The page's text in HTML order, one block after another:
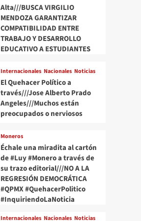
Alta///BUSCA VIRGILIO
MENDOZA GARANTIZAR
COMPATIBILIDAD ENTRE
TRABAJO Y DESARROLLO
EDUCATIVO A ESTUDIANTES
Internacionales Nacionales Noticias
El Quehacer Político a
través///Jose Alberto Prado
Angeles///Muchos están
preocupados o nerviosos
Moneros
Échale una miradita al cartón
de #Luy #Monero a través de
su trazo editorial///NO A LA
REGRESIÓN DEMOCRÁTICA
#QPMX #QuehacerPolitico
#InquiriendoLaNoticia
Internacionales Nacionales Noticias